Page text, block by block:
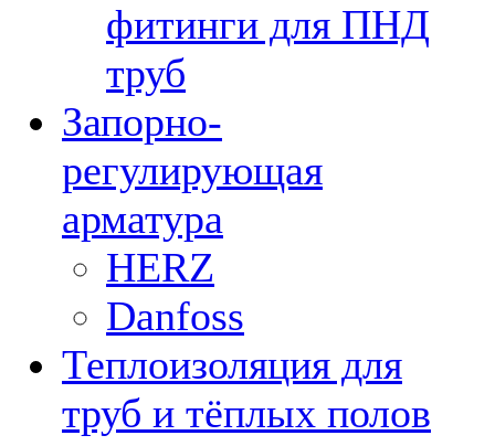
фитинги для ПНД
труб
Запорно-
регулирующая
арматура
HERZ
Danfoss
Теплоизоляция для
труб и тёплых полов